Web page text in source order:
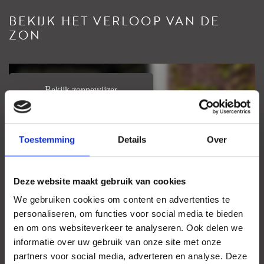
Toestemming Details Over
Deze website maakt gebruik van cookies
We gebruiken cookies om content en advertenties te
personaliseren, om functies voor social media te bieden
en om ons websiteverkeer te analyseren. Ook delen we
informatie over uw gebruik van onze site met onze
partners voor social media, adverteren en analyse. Deze
measurement outcomes, for example due to interpretation
differences, rounding, or limitations in performing the
inaccuracy, or otherwise, nor for the consequences thereof.
BEKIJK HET VERLOOP VAN DE
ZON
Bekijk zonnewijzer
Uw browser ondersteunt geen WebGL